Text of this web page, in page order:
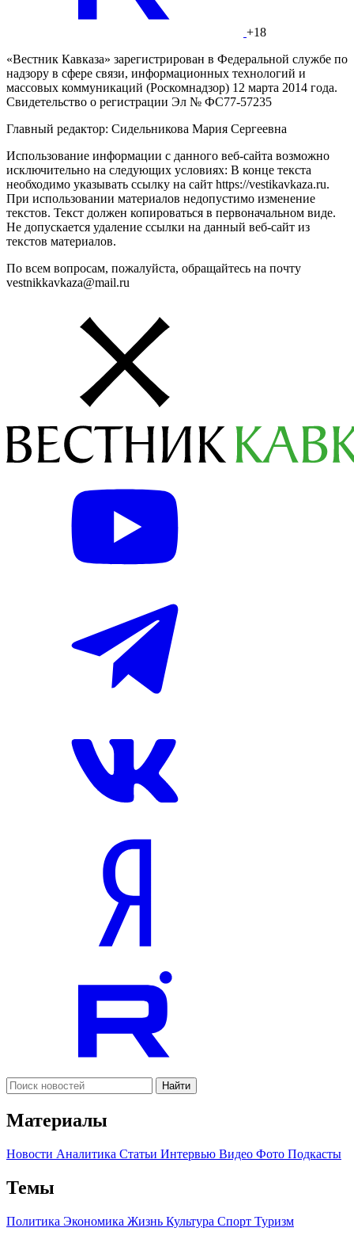
+18
«Вестник Кавказа» зарегистрирован в Федеральной службе по
надзору в сфере связи, информационных технологий и
массовых коммуникаций (Роскомнадзор) 12 марта 2014 года.
Свидетельство о регистрации Эл № ФС77-57235
Главный редактор: Сидельникова Мария Сергеевна
Использование информации с данного веб-сайта возможно
исключительно на следующих условиях: В конце текста
необходимо указывать ссылку на сайт https://vestikavkaza.ru.
При использовании материалов недопустимо изменение
текстов. Текст должен копироваться в первоначальном виде.
Не допускается удаление ссылки на данный веб-сайт из
текстов материалов.
По всем вопросам, пожалуйста, обращайтесь на почту
vestnikkavkaza@mail.ru
Найти
Материалы
Новости Аналитика Статьи Интервью Видео Фото Подкасты
Темы
Политика Экономика Жизнь Культура Спорт Туризм